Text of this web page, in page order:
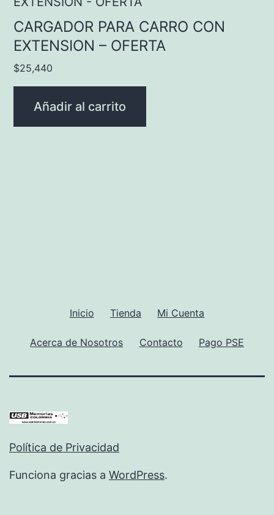
CARGADOR PARA CARRO CON
EXTENSION – OFERTA
$25,440
Añadir al carrito
Inicio Tienda Mi Cuenta
Acerca de Nosotros Contacto Pago PSE
Política de Privacidad
Funciona gracias a WordPress.